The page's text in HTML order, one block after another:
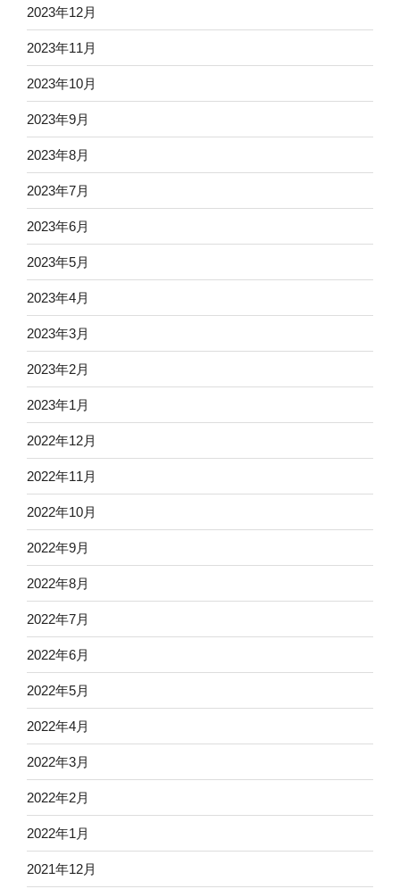
2023年12月
2023年11月
2023年10月
2023年9月
2023年8月
2023年7月
2023年6月
2023年5月
2023年4月
2023年3月
2023年2月
2023年1月
2022年12月
2022年11月
2022年10月
2022年9月
2022年8月
2022年7月
2022年6月
2022年5月
2022年4月
2022年3月
2022年2月
2022年1月
2021年12月